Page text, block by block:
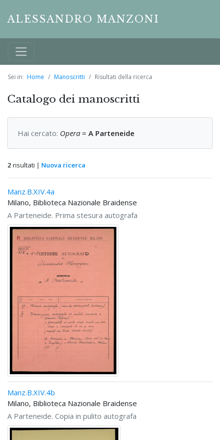
ALESSANDRO MANZONI
Sei in: Home Manoscritti Risultati della ricerca
Catalogo dei manoscritti
Hai cercato: Opera = A Parteneide
2 risultati | Nuova ricerca
Manz.B.XIV.4a
Milano, Biblioteca Nazionale Braidense
A Parteneide. Prima stesura autografa
Manz.B.XIV.4b
Milano, Biblioteca Nazionale Braidense
A Parteneide. Copia in pulito autografa